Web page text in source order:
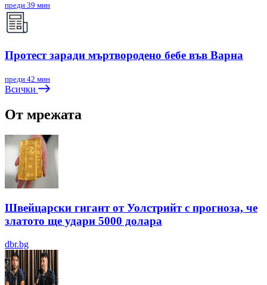
преди 39 мин
Протест заради мъртвородено бебе във Варна
преди 42 мин
Всички
От мрежата
Швейцарски гигант от Уолстрийт с прогноза, че
златото ще удари 5000 долара
dbr.bg